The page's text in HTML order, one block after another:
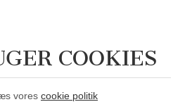
COOKIES
vores cookie politik